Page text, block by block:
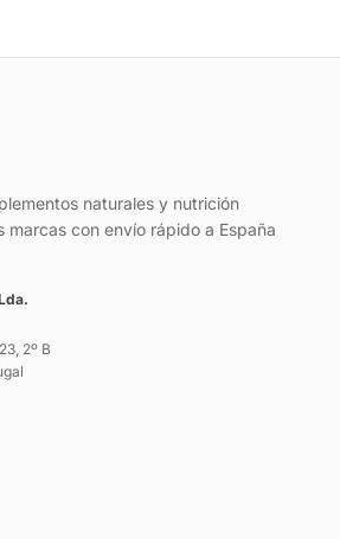
naturales y nutrición
marcas con envío rápido a España
2º B